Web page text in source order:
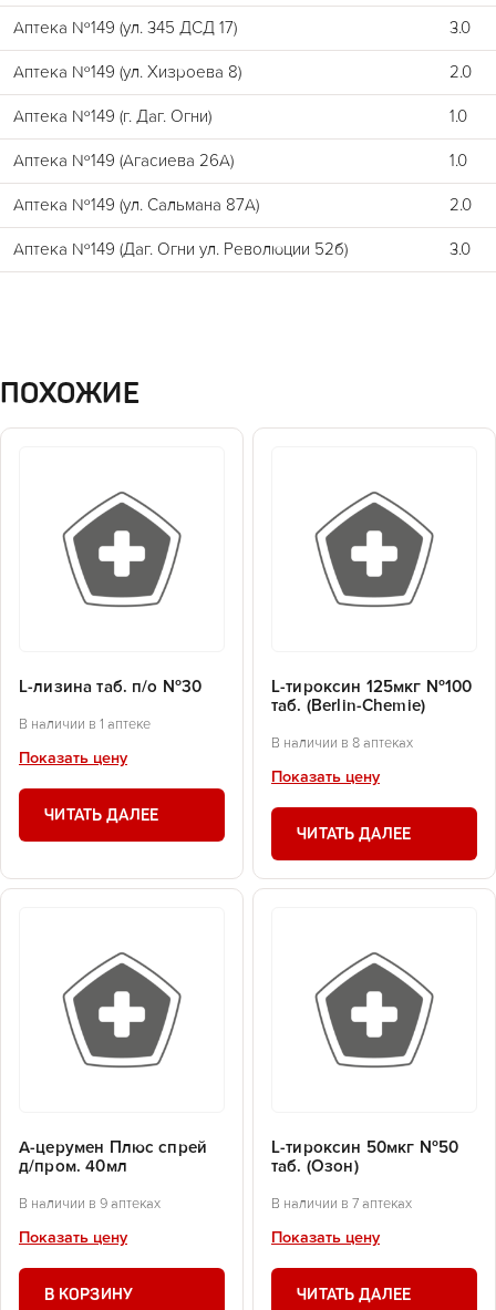
Аптека №149 (ул. 345 ДСД 17) 3.0
Аптека №149 (ул. Хизроева 8) 2.0
Аптека №149 (г. Даг. Огни) 1.0
Аптека №149 (Агасиева 26А) 1.0
Аптека №149 (ул. Сальмана 87А) 2.0
Аптека №149 (Даг. Огни ул. Революции 52б) 3.0
ПОХОЖИЕ
L-лизина таб. п/о №30
В наличии в 1 аптеке
Показать цену
ЧИТАТЬ ДАЛЕЕ
L-тироксин 125мкг №100
таб. (Berlin-Chemie)
В наличии в 8 аптеках
Показать цену
ЧИТАТЬ ДАЛЕЕ
А-церумен Плюс спрей
д/пром. 40мл
В наличии в 9 аптеках
Показать цену
В КОРЗИНУ
L-тироксин 50мкг №50
таб. (Озон)
В наличии в 7 аптеках
Показать цену
ЧИТАТЬ ДАЛЕЕ